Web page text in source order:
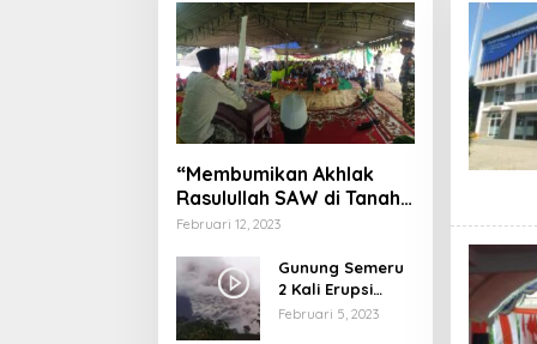
“Membumikan Akhlak
Rasulullah SAW di Tanah
Nusantara”
Februari 12, 2023
Gunung Semeru
2 Kali Erupsi
dengan Tinggi
Februari 5, 2023